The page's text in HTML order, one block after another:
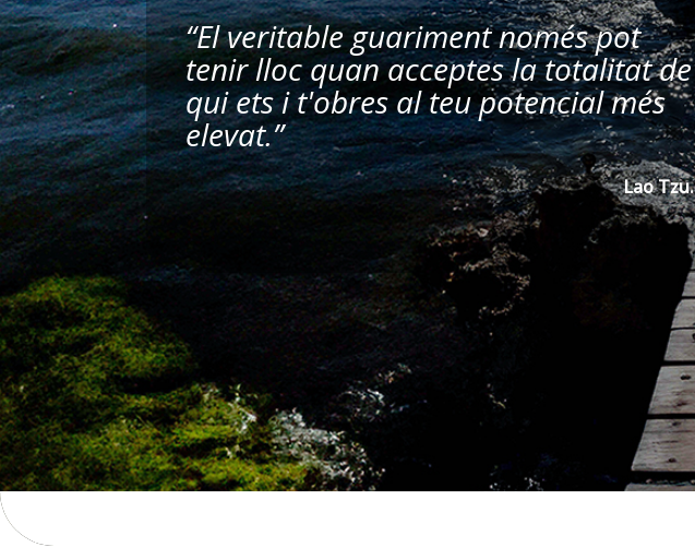
“El veritable guariment només pot
tenir lloc quan acceptes la totalitat de
qui ets i t'obres al teu potencial més
elevat.”
Lao Tzu.